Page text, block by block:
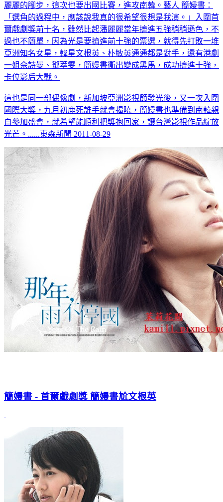
麗麗的腳步，這次也要出國比賽，進攻南韓。藝人 簡嫚書：
「選角的過程中，應該說我真的很希望很想是我演。」入圍首
爾戲劇獎前十名，雖然比起潘麗麗當年擠進五強稍稍遜色，不
過也不簡單，因為光是要擠進前十強的票選，就得先打敗一堆
亞洲知名女星，韓星文根英、朴敏英通通都是對手，還有港劇
一姐佘詩曼、鄧萃雯，簡嫚書衝出變成黑馬，成功擠進十強，
卡位影后大戰。
這也是同一部偶像劇，新加坡亞洲影視節發光後，又一次入圍
國際大獎，九月初鹿死誰手就會揭曉，簡嫚書也準備到南韓親
自參加盛會，就希望能順利把獎抱回家，讓台灣影視作品綻放
光芒。......東森新聞 2011-08-29
簡嫚書 - 首爾戲劇獎 簡嫚書尬文根英